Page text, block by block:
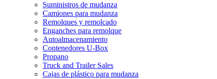
Suministros de mudanza
Camiones para mudanza
Remolques y remolcado
Enganches para remolque
Autoalmacenamiento
Contenedores U-Box
Propano
Truck and Trailer Sales
Cajas de plástico para mudanza